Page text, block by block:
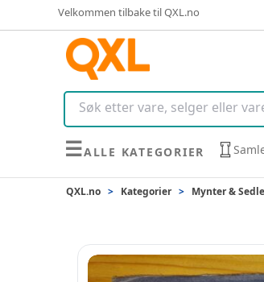
Velkommen tilbake til QXL.no
☰ALLE KATEGORIER
QXL.no > Kategorier > Mynter &